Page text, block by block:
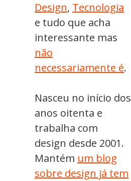
Design, Tecnologia
e tudo que acha
interessante mas
não
necessariamente é.
Nasceu no início dos
anos oitenta e
trabalha com
design desde 2001.
Mantém um blog
sobre design já tem